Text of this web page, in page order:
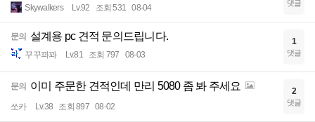
Skywalkers Lv.92 조회 531 08-04 댓글
문의 설계용 pc 견적 문의드립니다.
꾸꾸꽈꽈 Lv.81 조회 797 08-03
1
댓글
문의 이미 주문한 견적인데 만리 5080 좀 봐 주세요
쏘카 Lv.38 조회 897 08-02
2
댓글